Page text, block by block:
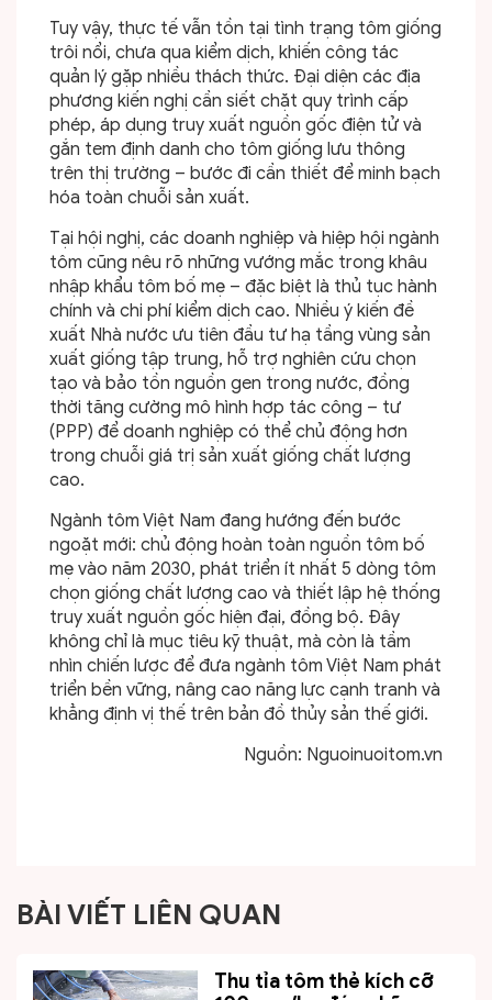
Tuy vậy, thực tế vẫn tồn tại tình trạng tôm giống
trôi nổi, chưa qua kiểm dịch, khiến công tác
quản lý gặp nhiều thách thức. Đại diện các địa
phương kiến nghị cần siết chặt quy trình cấp
phép, áp dụng truy xuất nguồn gốc điện tử và
gắn tem định danh cho tôm giống lưu thông
trên thị trường – bước đi cần thiết để minh bạch
hóa toàn chuỗi sản xuất.
Tại hội nghị, các doanh nghiệp và hiệp hội ngành
tôm cũng nêu rõ những vướng mắc trong khâu
nhập khẩu tôm bố mẹ – đặc biệt là thủ tục hành
chính và chi phí kiểm dịch cao. Nhiều ý kiến đề
xuất Nhà nước ưu tiên đầu tư hạ tầng vùng sản
xuất giống tập trung, hỗ trợ nghiên cứu chọn
tạo và bảo tồn nguồn gen trong nước, đồng
thời tăng cường mô hình hợp tác công – tư
(PPP) để doanh nghiệp có thể chủ động hơn
trong chuỗi giá trị sản xuất giống chất lượng
cao.
Ngành tôm Việt Nam đang hướng đến bước
ngoặt mới: chủ động hoàn toàn nguồn tôm bố
mẹ vào năm 2030, phát triển ít nhất 5 dòng tôm
chọn giống chất lượng cao và thiết lập hệ thống
truy xuất nguồn gốc hiện đại, đồng bộ. Đây
không chỉ là mục tiêu kỹ thuật, mà còn là tầm
nhìn chiến lược để đưa ngành tôm Việt Nam phát
triển bền vững, nâng cao năng lực cạnh tranh và
khẳng định vị thế trên bản đồ thủy sản thế giới.
Nguồn: Nguoinuoitom.vn
BÀI VIẾT LIÊN QUAN
Thu tỉa tôm thẻ kích cỡ